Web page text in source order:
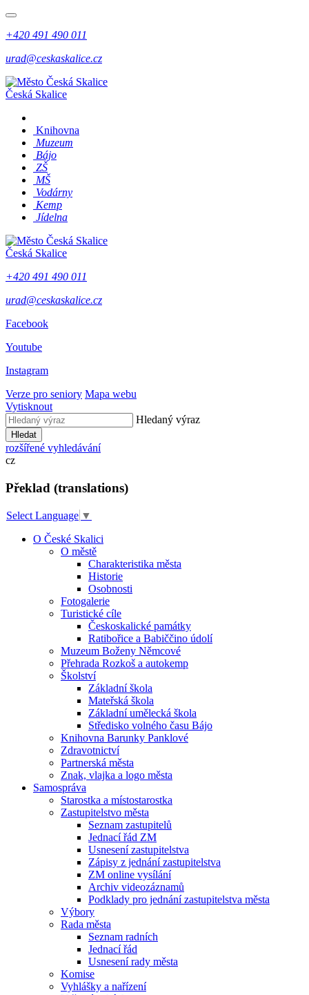
+420 491 490 011
urad@ceskaskalice.cz
Česká Skalice
Knihovna
Muzeum
Bájo
ZŠ
MŠ
Vodárny
Kemp
Jídelna
Česká Skalice
+420 491 490 011
urad@ceskaskalice.cz
Facebook
Youtube
Instagram
Verze pro seniory Mapa webu
Vytisknout
Hledaný výraz
Hledat
rozšířené vyhledávání
cz
Překlad (translations)
Select Language ▼
O České Skalici
O městě
Charakteristika města
Historie
Osobnosti
Fotogalerie
Turistické cíle
Českoskalické památky
Ratibořice a Babiččino údolí
Muzeum Boženy Němcové
Přehrada Rozkoš a autokemp
Školství
Základní škola
Mateřská škola
Základní umělecká škola
Středisko volného času Bájo
Knihovna Barunky Panklové
Zdravotnictví
Partnerská města
Znak, vlajka a logo města
Samospráva
Starostka a místostarostka
Zastupitelstvo města
Seznam zastupitelů
Jednací řád ZM
Usnesení zastupitelstva
Zápisy z jednání zastupitelstva
ZM online vysílání
Archiv videozáznamů
Podklady pro jednání zastupitelstva města
Výbory
Rada města
Seznam radních
Jednací řád
Usnesení rady města
Komise
Vyhlášky a nařízení